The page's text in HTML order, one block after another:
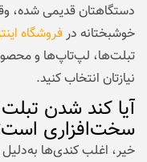
دستگاهتان قدیمی شده،
خوشبختانه درفروشگاه
تبلت‌ها، لپ‌تاپ‌ها و
نیازتان انتخاب کنید.
آیا کند شدن
سخت‌افزاری
خیر، اغلب کندی‌ها